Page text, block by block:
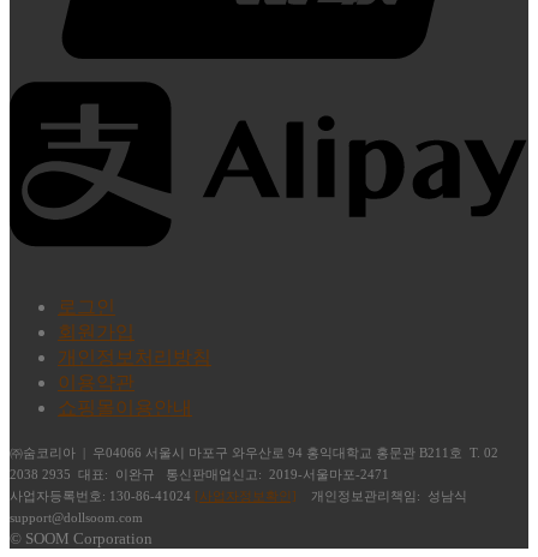
로그인
회원가입
개인정보처리방침
이용약관
쇼핑몰이용안내
㈜숨코리아 | 우04066 서울시 마포구 와우산로 94 홍익대학교 홍문관 B211호 T. 02
2038 2935 대표: 이완규 통신판매업신고: 2019-서울마포-2471
사업자등록번호: 130-86-41024 [사업자정보확인] 개인정보관리책임: 성남식
support@dollsoom.com
© SOOM Corporation